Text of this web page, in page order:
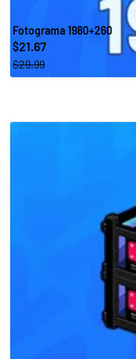
Fotograma 1980+260
$21.67
$29.99